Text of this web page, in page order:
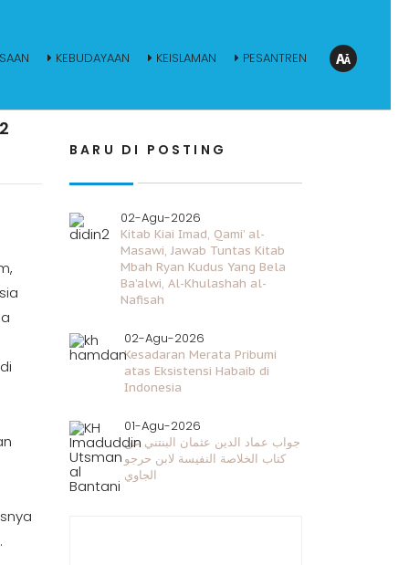
KEBUDAYAAN KEISLAMAN PESANTREN
BARU DI POSTING
Kitab Kiai Imad, Qami’ al-
Masawi, Jawab Tuntas Kitab
Mbah Ryan Kudus Yang Bela
Ba’alwi, Al-Khulashah al-
Nafisah
02-Agu-2026
Kesadaran Merata Pribumi
atas Eksistensi Habaib di
Indonesia
02-Agu-2026
جواب عماد الدين عثمان البنتني عن
كتاب الخلاصة النفيسة لابن حرجو
الجاوي
01-Agu-2026